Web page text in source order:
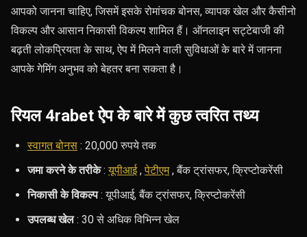
आपको जानना चाहिए, जिसमें इसके रोमांचक बोनस, व्यापक खेल और कैसीनो
विकल्प और आसान निकासी विकल्प शामिल हैं। ऑनलाइन सट्टेबाजी की
बढ़ती लोकप्रियता के साथ, ऐप में मिलने वाली सुविधाओं के बारे में जानना
आपके गेमिंग अनुभव को बेहतर बना सकता है।
रियल 4rabet ऐप के बारे में कुछ त्वरित तथ्य
स्वागत बोनस : 20,000 रुपये तक
जमा करने के तरीके:यूपीआई,पेटीएम, बैंक ट्रांसफर, क्रिप्टोकरेंसी
निकासी के विकल्प: यूपीआई, बैंक ट्रांसफर, क्रिप्टोकरेंसी
उपलब्ध खेल: 30 से अधिक विभिन्न खेल